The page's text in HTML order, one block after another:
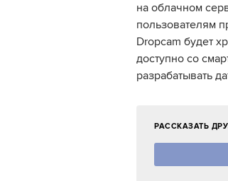
на облачном
пользователям
Dropcam будет
доступно со
разрабатывать
РАССКАЗАТЬ